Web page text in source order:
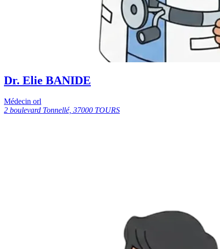
Dr. Elie BANIDE
Médecin orl
2 boulevard Tonnellé, 37000 TOURS